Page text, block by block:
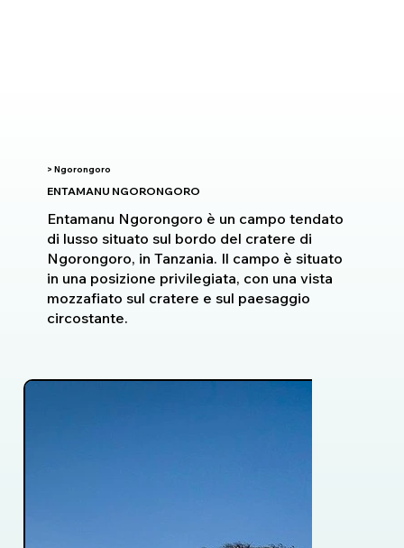
> Ngorongoro
ENTAMANU NGORONGORO
Entamanu Ngorongoro è un campo tendato
di lusso situato sul bordo del cratere di
Ngorongoro, in Tanzania. Il campo è situato
in una posizione privilegiata, con una vista
mozzafiato sul cratere e sul paesaggio
circostante.